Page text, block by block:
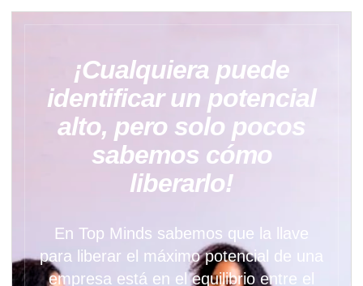
¡Cualquiera puede
identificar un potencial
alto, pero solo pocos
sabemos cómo
liberarlo!
En Top Minds sabemos que la llave
para liberar el máximo potencial de una
empresa está en el equilibrio entre el